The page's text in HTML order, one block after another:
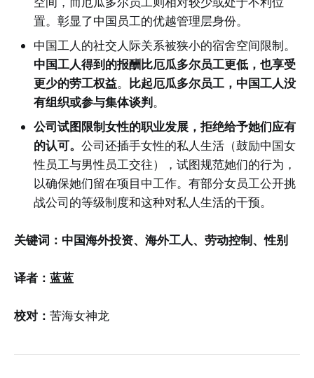
置。彰显了中国员工的优越管理层身份。
中国工人的社交人际关系被狭小的宿舍空间限制。
中国工人得到的报酬比厄瓜多尔员工更低，也享受
更少的劳工权益。
比起厄瓜多尔员工，中国工人没
有组织或参与集体谈判。
公司试图限制女性的职业发展，拒绝给予她们应有
的认可。 公司还插手女性的私人生活（鼓励中国女
性员工与男性员工交往），试图规范她们的行为，
以确保她们留在项目中工作。有部分女员工公开挑
战公司的等级制度和这种对私人生活的干预。
关键词：中国海外投资、海外工人、劳动控制、性别
译者：蓝蓝
校对： 苦海女神龙